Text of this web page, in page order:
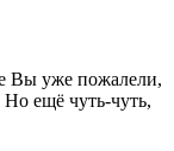
Вы уже пожалели,
Но ещё чуть-чуть,